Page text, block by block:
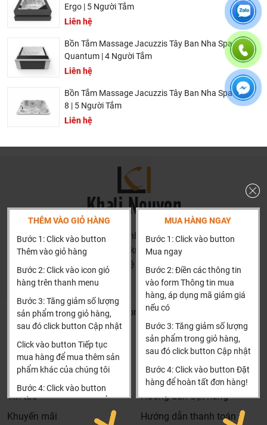
Bản vẽ bồn Cầu 1 Khối Korest BKR1112
Tại Khali Nguyễn, chúng tôi cam kết:
Cam kết 100% sản phẩm chính hãng, nếu phát hiện ra
hàng giả hàng nhái hoàn tiền 200%.
Sản phẩm được Khali Nguyễn lựa chọn bán là những
sản phẩm có chất lượng phù hợp với giá thành và đã bán
là phải có trách nhiệm với hàng hóa và khách hàng!
Bán hàng có tâm: Chúng tôi mong muốn được tư vấn
hàng có thể gặp phải nếu tự chọn như: chọn sản phẩm
không phù hợp kích thước nhà tắm, chọn sp không phù
hợp với áp lực nước, chiều cao gia đình, tông thẩm mỹ
nhà tắm..... hơn là chỉ báo giá.
nguồn gốc, tình năng sản phẩm thậm trí cả rủi ro và phiền
phức có thể gặp phải của sản phẩm cũng được thành
thật đưa ra tư vấn.
Giá thành phù hợp: Giá sản phẩm của chúng tôi không
phải là rẻ nhất, chúng tôi có những dịch vụ được thiết kế
riêng cho ngành nghề này nó thực sự cần thiết và có giá
trị với khách hàng, điều đó giúp chúng tôi là đơn vị có giá
bán tốt nhất trong thị trường so với sản phẩm + dịch vụ
mà khách hàng nhận được. Bời vì Khali Nguyễn muốn
trở thành tri kỷ của ngôi nhà bạn.
Ergo | 5 Người Tắm
Liên hệ
Bồn Tắm Massage Jacuzzis Tây Ban Nha Spa
Quantum | 4 Người Tắm
Liên hệ
Bồn Tắm Massage Jacuzzis Tây Ban Nha Spa Aqua
8 | 5 Người Tắm
Liên hệ
THÊM VÀO GIỎ HÀNG
Bước 1: Click vào button
Thêm vào giỏ hàng
Bước 2: Click vào icon giỏ
hàng trên thanh menu
Bước 3: Tăng giảm số lượng
sản phẩm trong giỏ hàng,
sau đó click button Cập nhật
Click vào button Tiếp tục
mua hàng để mua thêm sản
phẩm khác của chúng tôi
Bước 4: Click vào button
Tiến hành thanh toán để
thanh toán đơn hàng của
MUA HÀNG NGAY
Bước 1: Click vào button
Mua ngay
Bước 2: Điền các thông tin
vào form Thông tin mua
hàng, áp dụng mã giảm giá
nếu có
Bước 3: Tăng giảm số lượng
sản phẩm trong giỏ hàng,
sau đó click button Cập nhật
Bước 4: Click vào button Đặt
hàng để hoàn tất đơn hàng!
Xin cảm ơn khách hàng!!!
HN: số 160 đường Văn Minh, Di Trạch, Hoài Đức, Hà Nội
(Cách đại học công nghiệp 1 km)
HCM và các tỉnh khác: Liên hệ hotline để được hướng dẫn
đặt hàng
Khalinguyen.vn@gmail.com
0904501766
Thông tin
Tìm đại lý & Hợp tác
Tin tức
Khuyến mãi
Thông tin thêm
Hướng dẫn mua hàng
Hướng dẫn đặt hàng
Hướng dẫn thanh toán